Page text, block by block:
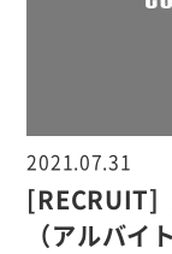
2021.07.31
[RECRUIT]
（アルバイ